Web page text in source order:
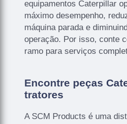
equipamentos Caterpillar
máximo desempenho,
máquina parada e
operação. Por isso, conte
ramo para serviços
Encontre peças
tratores
A SCM Products é uma